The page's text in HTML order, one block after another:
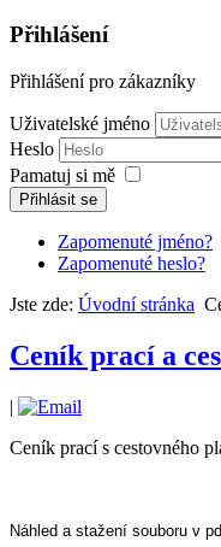
Přihlášení
Přihlášení pro zákazníky
Uživatelské jméno
Heslo
Pamatuj si mě
Přihlásit se
Zapomenuté jméno?
Zapomenuté heslo?
Jste zde: Úvodní stránka
Ceník prací a
|
Ceník prací s cestovného
Náhled a stažení souboru v